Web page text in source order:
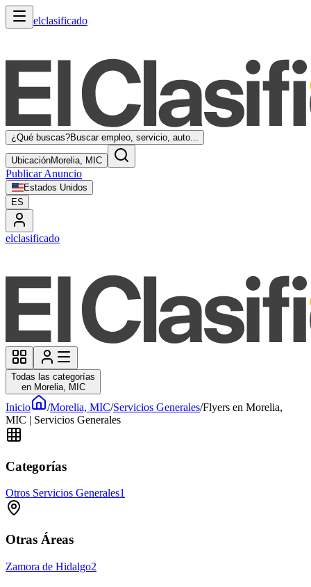
elclasificado
¿Qué buscas?Buscar empleo, servicio, auto...
UbicaciónMorelia, MIC
Publicar Anuncio
Estados Unidos
ES
elclasificado
Todas las categorías
en Morelia, MIC
Inicio /Morelia, MIC/Servicios Generales/Flyers en Morelia,
MIC | Servicios Generales
Categorías
Otros Servicios Generales1
Otras Áreas
Zamora de Hidalgo2